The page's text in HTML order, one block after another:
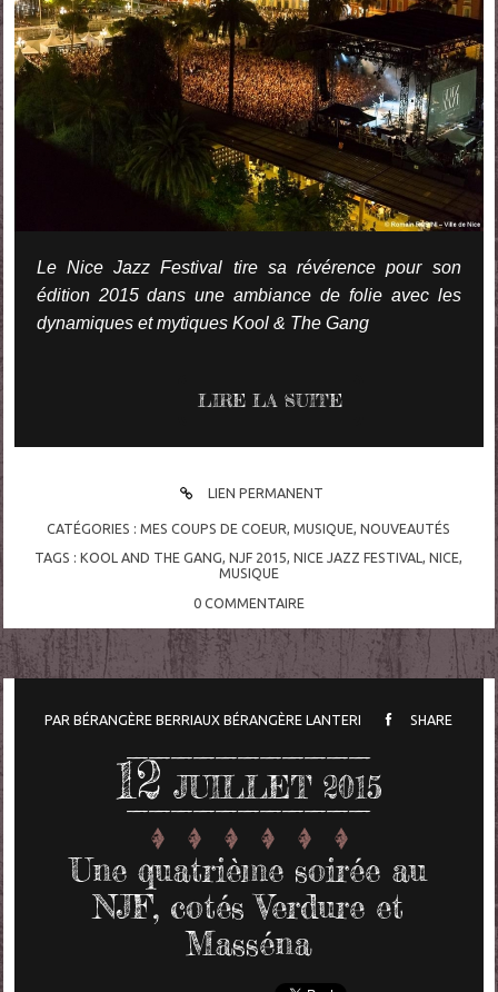
Le Nice Jazz Festival tire sa révérence pour son
édition 2015 dans une ambiance de folie avec les
dynamiques et mytiques Kool & The Gang
LIRE LA SUITE
LIEN PERMANENT
CATÉGORIES :MES COUPS DE COEUR,MUSIQUE,NOUVEAUTÉS
TAGS :KOOL AND THE GANG,NJF 2015,NICE JAZZ FESTIVAL,NICE,
MUSIQUE
0 COMMENTAIRE
PAR BÉRANGÈRE BERRIAUXBÉRANGÈRE LANTERI SHARE
12 JUILLET 2015
Une quatrième soirée au
NJF, cotés Verdure et
Masséna